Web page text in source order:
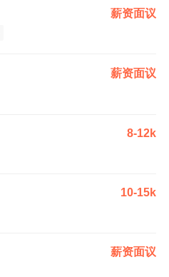
薪资面议
薪资面议
8-12k
10-15k
薪资面议